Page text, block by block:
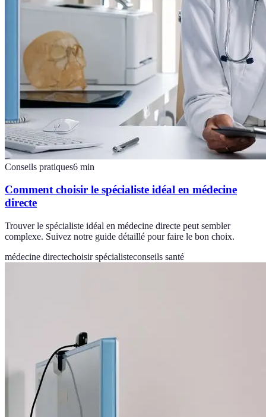
Conseils pratiques6 min
Comment choisir le spécialiste idéal en médecine
directe
Trouver le spécialiste idéal en médecine directe peut sembler
complexe. Suivez notre guide détaillé pour faire le bon choix.
médecine directechoisir spécialisteconseils santé